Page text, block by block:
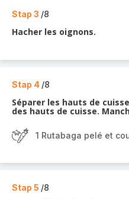
Stap 3 /8
Hacher les oignons.
Stap 4 /8
Séparer les hauts de
des hauts de cuisse.
1 Rutabaga pelé et
Stap 5 /8